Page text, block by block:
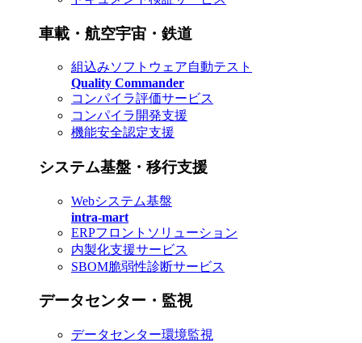
車載・航空宇宙・鉄道
組込みソフトウェア自動テスト
Quality Commander
コンパイラ評価サービス
コンパイラ開発支援
機能安全認定支援
システム基盤・移行支援
Webシステム基盤
intra-mart
ERPフロントソリューション
内製化支援サービス
SBOM脆弱性診断サービス
データセンター・監視
データセンター環境監視